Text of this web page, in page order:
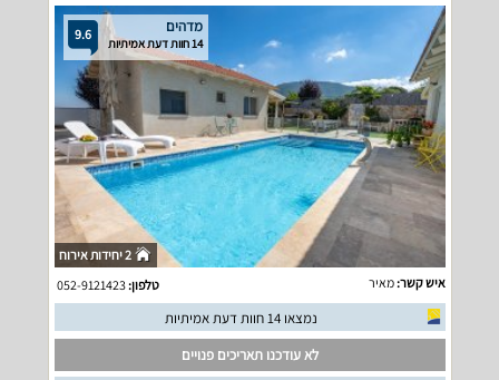
9.6 מדהים
14 חוות דעת אמיתיות
2 יחידות אירוח
איש קשר:מאיר טלפון:052-9121423
נמצאו 14 חוות דעת אמיתיות
לא עודכנו תאריכים פנויים